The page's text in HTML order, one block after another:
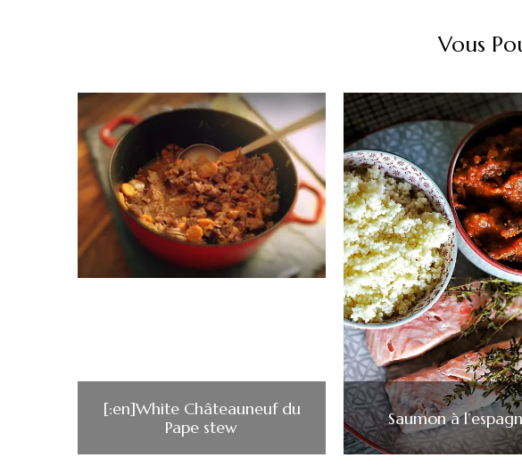
Vous
[:en]White Châteauneuf du
Pape stew
Saumon à